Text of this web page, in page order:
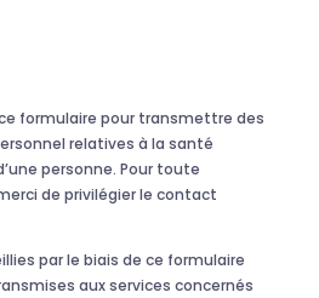
formulaire pour transmettre des
relatives à la santé
personne. Pour toute
de privilégier le contact
par le biais de ce formulaire
aux services concernés